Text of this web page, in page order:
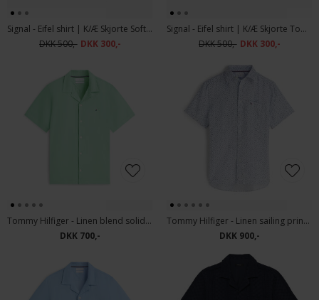
Signal - Eifel shirt | K/Æ Skjorte Soft Port
DKK 500,- DKK 300,-
Signal - Eifel shirt | K/Æ Skjorte Tobacco
DKK 500,- DKK 300,-
Tommy Hilfiger - Linen blend solid shirt | K/Æ Skjorte Cut Grass
DKK 700,-
Tommy Hilfiger - Linen sailing print shirt | K/Æ Skjorte Breezy Blue
DKK 900,-